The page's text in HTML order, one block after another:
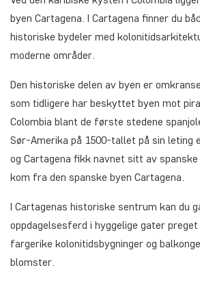
byen Cartagena. I Cartagena finner du
historiske bydeler med
moderne områder.
Den historiske delen av byen er
som tidligere har beskyttet byen mot
Colombia blant de første stedene
Sør-Amerika på 1500-tallet på sin leting
og Cartagena fikk navnet sitt av
kom fra den spanske byen Cartagena.
I Cartagenas historiske sentrum kan du
oppdagelsesferd i hyggelige gater preget
fargerike kolonitidsbygninger og
blomster.